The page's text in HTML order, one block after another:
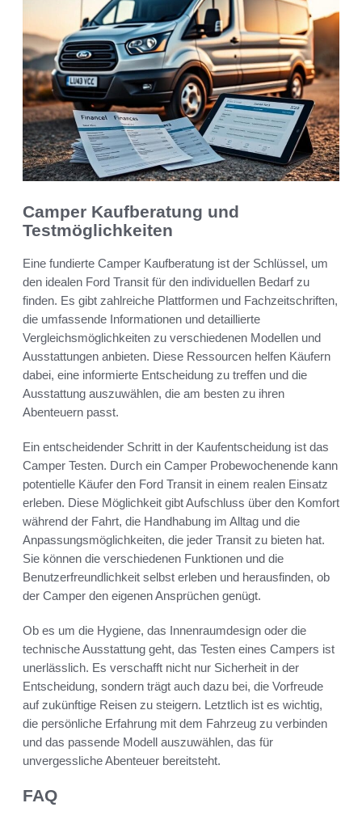
Camper Kaufberatung und
Testmöglichkeiten
Eine fundierte Camper Kaufberatung ist der Schlüssel, um
den idealen Ford Transit für den individuellen Bedarf zu
finden. Es gibt zahlreiche Plattformen und Fachzeitschriften,
die umfassende Informationen und detaillierte
Vergleichsmöglichkeiten zu verschiedenen Modellen und
Ausstattungen anbieten. Diese Ressourcen helfen Käufern
dabei, eine informierte Entscheidung zu treffen und die
Ausstattung auszuwählen, die am besten zu ihren
Abenteuern passt.
Ein entscheidender Schritt in der Kaufentscheidung ist das
Camper Testen. Durch ein Camper Probewochenende kann
potentielle Käufer den Ford Transit in einem realen Einsatz
erleben. Diese Möglichkeit gibt Aufschluss über den Komfort
während der Fahrt, die Handhabung im Alltag und die
Anpassungsmöglichkeiten, die jeder Transit zu bieten hat.
Sie können die verschiedenen Funktionen und die
Benutzerfreundlichkeit selbst erleben und herausfinden, ob
der Camper den eigenen Ansprüchen genügt.
Ob es um die Hygiene, das Innenraumdesign oder die
technische Ausstattung geht, das Testen eines Campers ist
unerlässlich. Es verschafft nicht nur Sicherheit in der
Entscheidung, sondern trägt auch dazu bei, die Vorfreude
auf zukünftige Reisen zu steigern. Letztlich ist es wichtig,
die persönliche Erfahrung mit dem Fahrzeug zu verbinden
und das passende Modell auszuwählen, das für
unvergessliche Abenteuer bereitsteht.
FAQ